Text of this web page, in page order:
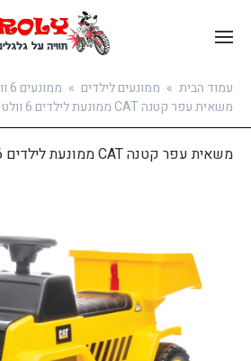
בואו להירשם
עמוד הבית » ממונעים לילדים » ממונעים 6 וולט
משאית עפר קטנה CAT ממונעת לילדים 6 וולט
משאית עפר קטנה CAT ממונעת לילדים 6 וולט